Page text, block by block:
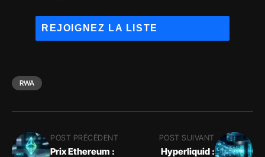
RWA
POST PRÉCÉDENT
Prix Ethereum :
POST SUIVANT
Hyperliquid :